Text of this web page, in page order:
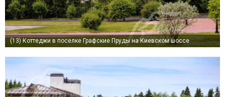
(13) Коттеджи в поселке Графские Пруды на Киевском шоссе